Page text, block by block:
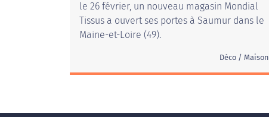
le 26 février, un nouveau magasin Mondial
Tissus a ouvert ses portes à Saumur dans le
Maine-et-Loire (49).
Déco / Maison